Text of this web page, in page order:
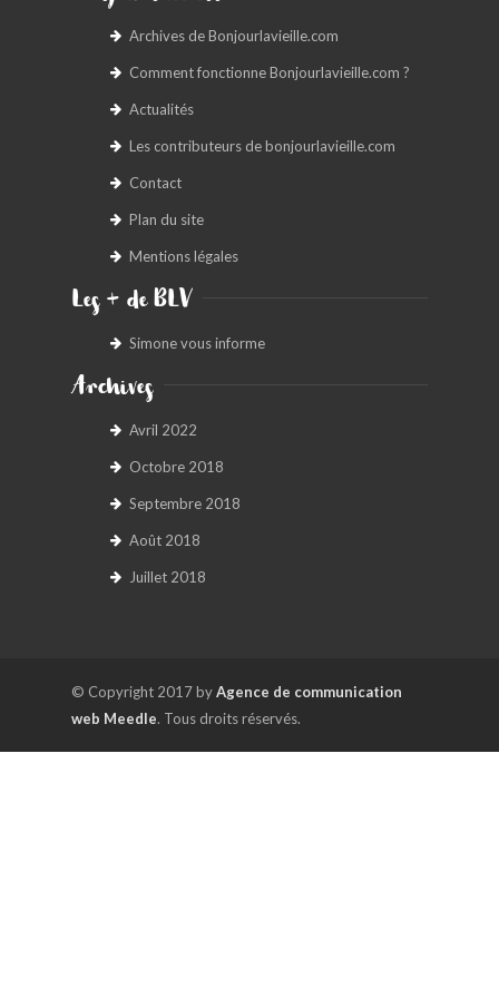
Archives de Bonjourlavieille.com
Comment fonctionne Bonjourlavieille.com ?
Actualités
Les contributeurs de bonjourlavieille.com
Contact
Plan du site
Mentions légales
Les + de BLV
Simone vous informe
Archives
Avril 2022
Octobre 2018
Septembre 2018
Août 2018
Juillet 2018
© Copyright 2017 byAgence de communication
web Meedle. Tous droits réservés.